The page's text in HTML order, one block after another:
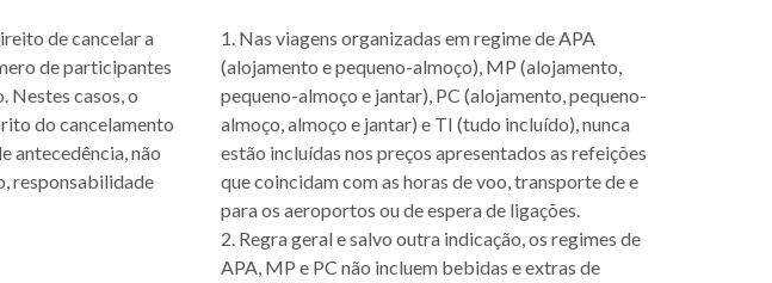
de cancelar a
de participantes
Nestes casos, o
do cancelamento
antecedência, não
responsabilidade
1. Nas viagens organizadas em regime de APA
(alojamento e pequeno-almoço), MP (alojamento,
pequeno-almoço e jantar), PC (alojamento, pequeno-
almoço, almoço e jantar) e TI (tudo incluído), nunca
estão incluídas nos preços apresentados as refeições
que coincidam com as horas de voo, transporte de e
para os aeroportos ou de espera de ligações.
2. Regra geral e salvo outra indicação, os regimes de
APA, MP e PC não incluem bebidas e extras de